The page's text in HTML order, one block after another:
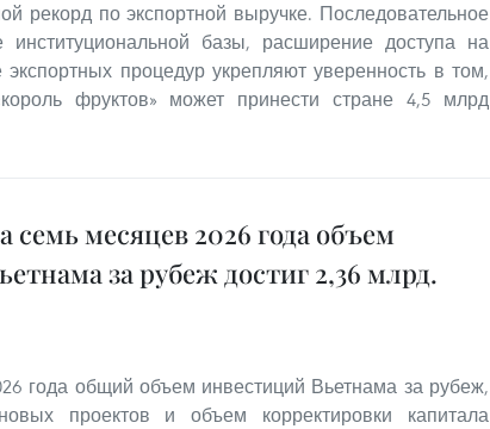
рекорд по экспортной выручке. Последовательное
институциональной базы, расширение доступа на
процедур укрепляют уверенность в том,
фруктов» может принести стране 4,5 млрд
семь месяцев 2026 года объем
за рубеж достиг 2,36 млрд.
года общий объем инвестиций Вьетнама за рубеж,
проектов и объем корректировки капитала